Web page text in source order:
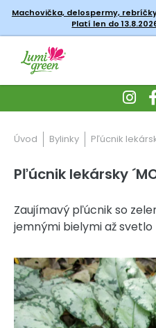
Machovička, delospermy,
Platí len do
Úvod Bylinky Pľúcnik
Pľúcnik lekársky
Zaujímavý pľúcnik so
jemnými bielymi až